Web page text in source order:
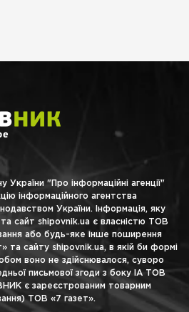
України "Про інформаційні агенції"
інформаційного агентства
України. Інформація, яку
сайт shipovnik.ua є власністю ТОВ
або будь-яке інше поширення
та сайту shipovnik.ua, в якій би формі
воно не здійснювалося, суворо
письмової згоди з боку ІА ТОВ
є зареєстрованим товарним
ТОВ «7 газет».